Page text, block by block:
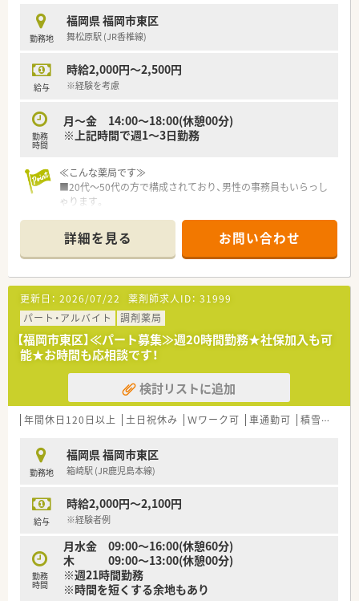
勤務地
福岡県 福岡市東区
舞松原駅 (JR香椎線)
給与
時給2,000円～2,500円
※経験を考慮
勤務
時間
月～金 14:00～18:00(休憩00分)
※上記時間で週1～3日勤務
≪こんな薬局です≫
■20代～50代の方で構成されており、男性の事務員もいらっし
ゃります。
■Vマスと円盤がございます。
■業務はローテーションされていますが、投薬メインになる事が
多いです。
■門前以外にも九大病院や福大病院からも一部応需されていま
す。
≪こんな会社です≫
■薬剤師会の研修などに参加できる機会が多くございます。
■電子処方箋の導入などいち早く対応されております。
■e-learningの補助もございます。
■かかりつけにノルマはございませんが、取得に関しては勿論評
価される環境です。
詳細を見る お問い合わせ
更新日： 2026/07/22 薬剤師求人ID： 31999
パート・アルバイト
調剤薬局
【福岡市東区】≪パート募集≫週20時間勤務★社保加入も可
能★お時間も応相談です！
検討リストに追加
年間休日120日以上 土日祝休み Ｗワーク可 車通勤可 積雪なし
勤務地
福岡県 福岡市東区
箱崎駅 (JR鹿児島本線)
給与
時給2,000円～2,100円
※経験者例
勤務
時間
月水金 09:00～16:00(休憩60分)
木 09:00～13:00(休憩00分)
※週21時間勤務
※時間を短くする余地もあり